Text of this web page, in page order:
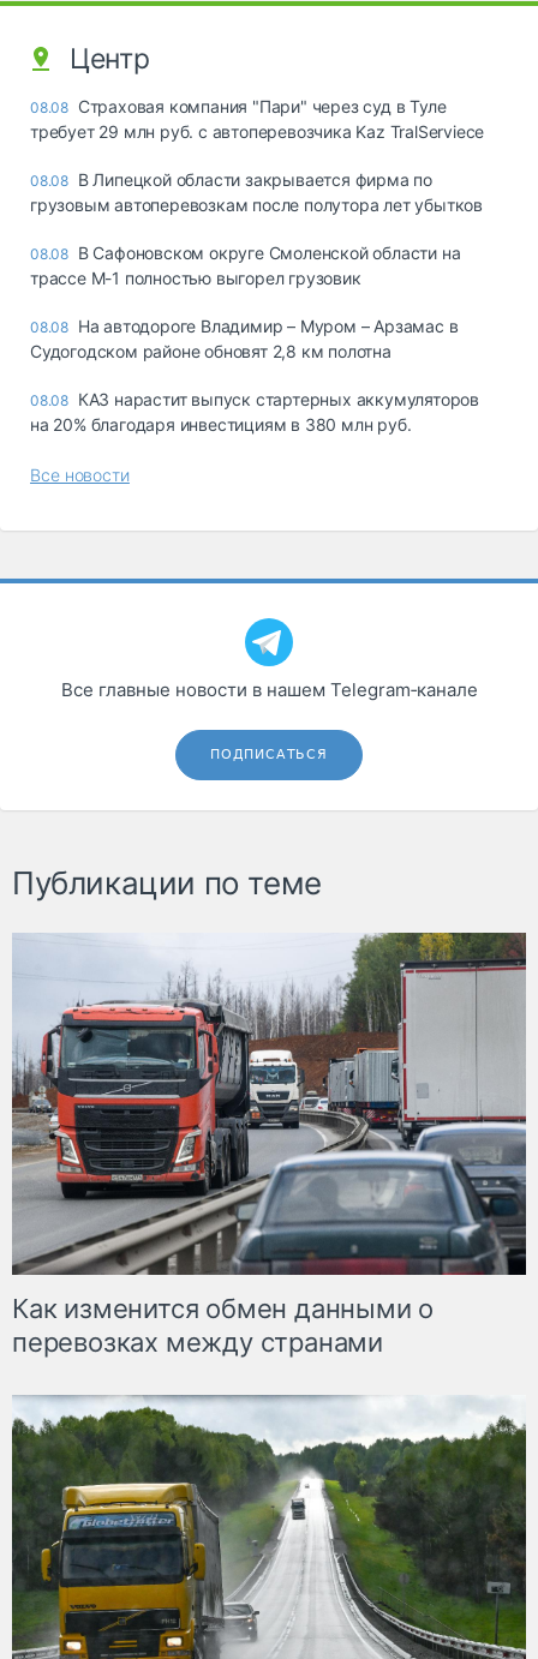
Центр
08.08 Страховая компания "Пари" через суд в Туле
требует 29 млн руб. с автоперевозчика Kaz TralServiece
08.08 В Липецкой области закрывается фирма по
грузовым автоперевозкам после полутора лет убытков
08.08 В Сафоновском округе Смоленской области на
трассе М-1 полностью выгорел грузовик
08.08 На автодороге Владимир – Муром – Арзамас в
Судогодском районе обновят 2,8 км полотна
08.08 КАЗ нарастит выпуск стартерных аккумуляторов
на 20% благодаря инвестициям в 380 млн руб.
Все новости
Все главные новости в нашем Telegram‑канале
ПОДПИСАТЬСЯ
Публикации по теме
Как изменится обмен данными о
перевозках между странами